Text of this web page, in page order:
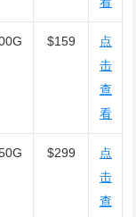
$159
点
击
查
看
$299
点
击
查